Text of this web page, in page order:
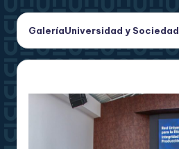
de
entradas
GaleríaUniversidad y Sociedad